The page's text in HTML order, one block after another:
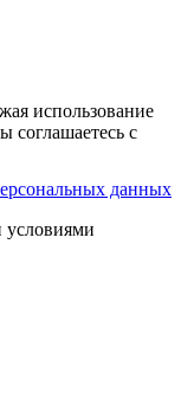
данных
использование
соглашаетесь с